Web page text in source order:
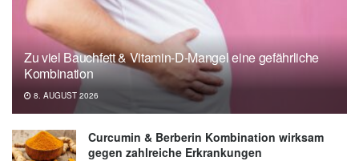
Zu viel Bauchfett & Vitamin-D-Mangel eine gefährliche
Kombination
8. AUGUST 2026
Curcumin & Berberin Kombination wirksam
gegen zahlreiche Erkrankungen